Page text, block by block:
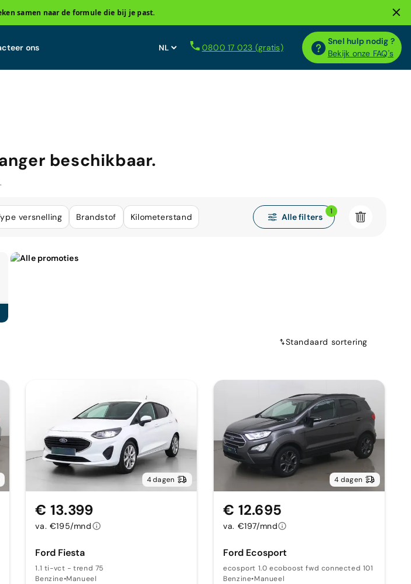
samen naar de formule die bij je past.
ons 0800 17 023 (gratis)
Snel hulp nodig ?
Bekijk onze FAQ's
beschikbaar.
versnelling Brandstof Kilometerstand Alle filters
1
Standaard sortering
4 dagen
Ford Fiesta
1.1 ti-vct - trend 75
Benzine•Manueel
€ 13.399
va. €195/mnd
4 dagen
Ford Ecosport
ecosport 1.0 ecoboost fwd connected 101
Benzine•Manueel
€ 12.695
va. €197/mnd